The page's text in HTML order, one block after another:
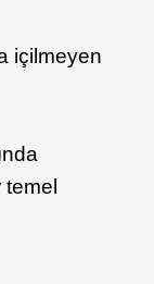
içilmeyen
temel